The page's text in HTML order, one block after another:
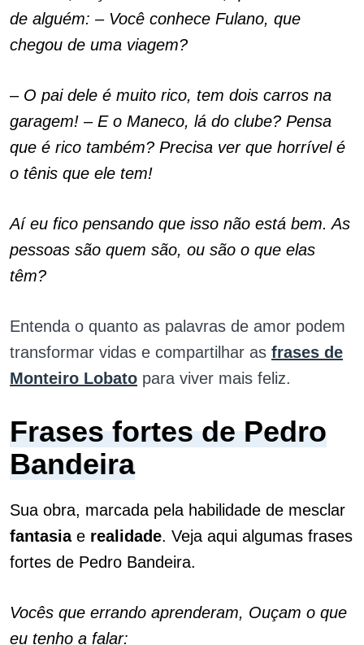
de alguém: – Você conhece Fulano, que
chegou de uma viagem?
– O pai dele é muito rico, tem dois carros na
garagem! – E o Maneco, lá do clube? Pensa
que é rico também? Precisa ver que horrível é
o tênis que ele tem!
Aí eu fico pensando que isso não está bem. As
pessoas são quem são, ou são o que elas
têm?
Entenda o quanto as palavras de amor podem
transformar vidas e compartilhar as frases de
Monteiro Lobato para viver mais feliz.
Frases fortes de Pedro
Bandeira
Sua obra, marcada pela habilidade de mesclar
fantasiae realidade. Veja aqui algumas frases
fortes de Pedro Bandeira.
Vocês que errando aprenderam, Ouçam o que
eu tenho a falar: